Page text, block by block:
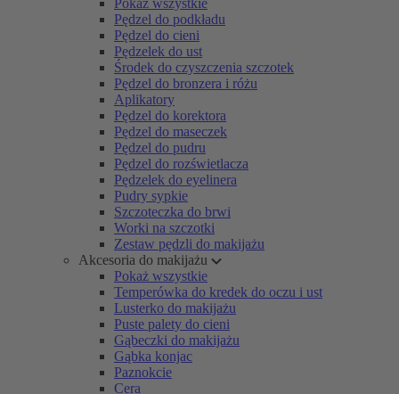
Pokaż wszystkie
Pędzel do podkładu
Pędzel do cieni
Pędzelek do ust
Środek do czyszczenia szczotek
Pędzel do bronzera i różu
Aplikatory
Pędzel do korektora
Pędzel do maseczek
Pędzel do pudru
Pędzel do rozświetlacza
Pędzelek do eyelinera
Pudry sypkie
Szczoteczka do brwi
Worki na szczotki
Zestaw pędzli do makijażu
Akcesoria do makijażu
Pokaż wszystkie
Temperówka do kredek do oczu i ust
Lusterko do makijażu
Puste palety do cieni
Gąbeczki do makijażu
Gąbka konjac
Paznokcie
Cera